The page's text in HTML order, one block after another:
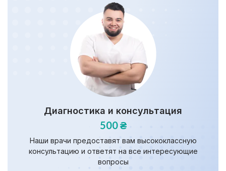
Диагностика и консультация
500 ₴
Наши врачи предоставят вам высококлассную
консультацию и ответят на все интересующие
вопросы